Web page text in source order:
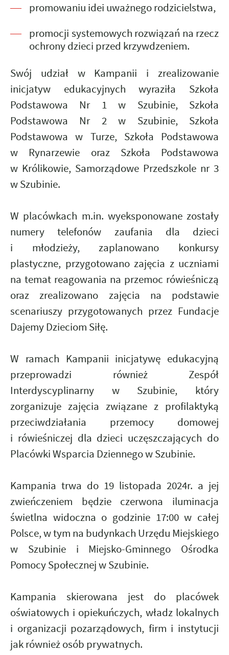
promowaniu idei uważnego rodzicielstwa,
promocji systemowych rozwiązań na rzecz
ochrony dzieci przed krzywdzeniem.
Swój udział w Kampanii i zrealizowanie
inicjatyw edukacyjnych wyraziła Szkoła
Podstawowa Nr 1 w Szubinie, Szkoła
Podstawowa Nr 2 w Szubinie, Szkoła
Podstawowa w Turze, Szkoła Podstawowa
w Rynarzewie oraz Szkoła Podstawowa
w Królikowie, Samorządowe Przedszkole nr 3
w Szubinie.
W placówkach m.in. wyeksponowane zostały
numery telefonów zaufania dla dzieci
i młodzieży, zaplanowano konkursy
plastyczne, przygotowano zajęcia z uczniami
na temat reagowania na przemoc rówieśniczą
oraz zrealizowano zajęcia na podstawie
scenariuszy przygotowanych przez Fundacje
Dajemy Dzieciom Siłę.
W ramach Kampanii inicjatywę edukacyjną
przeprowadzi również Zespół
Interdyscyplinarny w Szubinie, który
zorganizuje zajęcia związane z profilaktyką
przeciwdziałania przemocy domowej
i rówieśniczej dla dzieci uczęszczających do
Placówki Wsparcia Dziennego w Szubinie.
Kampania trwa do 19 listopada 2024r. a jej
zwieńczeniem będzie czerwona iluminacja
świetlna widoczna o godzinie 17:00 w całej
Polsce, w tym na budynkach Urzędu Miejskiego
w Szubinie i Miejsko-Gminnego Ośrodka
Pomocy Społecznej w Szubinie.
Kampania skierowana jest do placówek
oświatowych i opiekuńczych, władz lokalnych
i organizacji pozarządowych, firm i instytucji
jak również osób prywatnych.